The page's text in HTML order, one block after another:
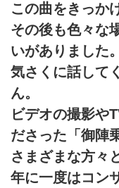
この曲をきっか
その後も色々な
いがありました。
気さくに話して
ん。
ビデオの撮影や
ださった「御陣
さまざまな方々
年に一度はコン